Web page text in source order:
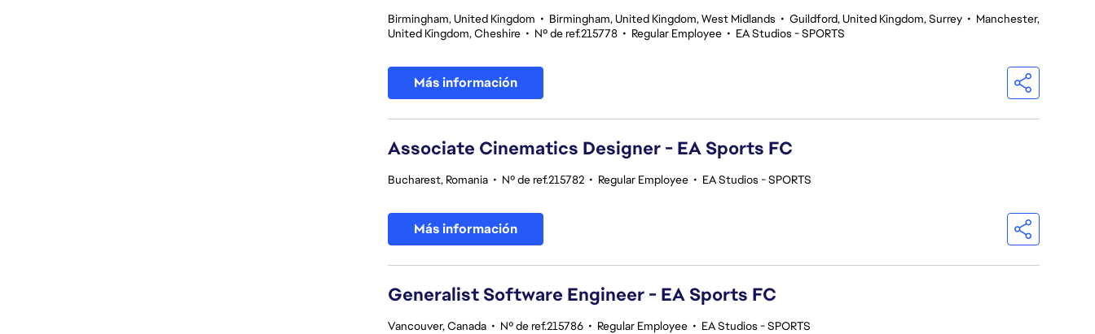
Birmingham, United Kingdom • Birmingham, United Kingdom, West Midlands • Guildford, United Kingdom, Surrey • Manchester,
United Kingdom, Cheshire • Nº de ref.215778 • Regular Employee • EA Studios - SPORTS
Más información
Associate Cinematics Designer - EA Sports FC
Bucharest, Romania • Nº de ref.215782 • Regular Employee • EA Studios - SPORTS
Más información
Generalist Software Engineer - EA Sports FC
Vancouver, Canada • Nº de ref.215786 • Regular Employee • EA Studios - SPORTS